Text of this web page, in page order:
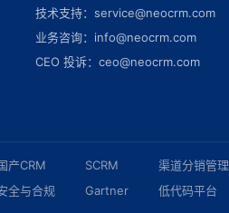
技术支持：service@neocrm.com
业务咨询：info@neocrm.com
CEO 投诉：ceo@neocrm.com
产CRM
全与合规
SCRM
Gartner
渠道分销管理
低代码平台